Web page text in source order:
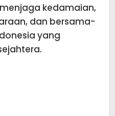
kedamaian,
dan bersama-
yang